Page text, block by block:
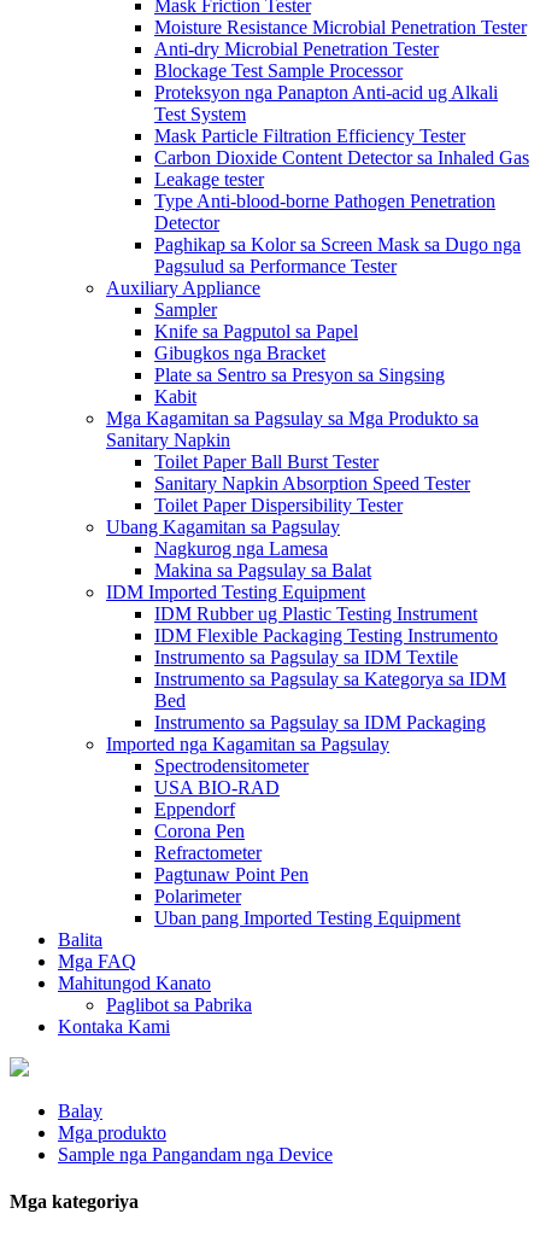
Mask Friction Tester
Moisture Resistance Microbial Penetration Tester
Anti-dry Microbial Penetration Tester
Blockage Test Sample Processor
Proteksyon nga Panapton Anti-acid ug Alkali
Test System
Mask Particle Filtration Efficiency Tester
Carbon Dioxide Content Detector sa Inhaled Gas
Leakage tester
Type Anti-blood-borne Pathogen Penetration
Detector
Paghikap sa Kolor sa Screen Mask sa Dugo nga
Pagsulud sa Performance Tester
Auxiliary Appliance
Sampler
Knife sa Pagputol sa Papel
Gibugkos nga Bracket
Plate sa Sentro sa Presyon sa Singsing
Kabit
Mga Kagamitan sa Pagsulay sa Mga Produkto sa
Sanitary Napkin
Toilet Paper Ball Burst Tester
Sanitary Napkin Absorption Speed ​​Tester
Toilet Paper Dispersibility Tester
Ubang Kagamitan sa Pagsulay
Nagkurog nga Lamesa
Makina sa Pagsulay sa Balat
IDM Imported Testing Equipment
IDM Rubber ug Plastic Testing Instrument
IDM Flexible Packaging Testing Instrumento
Instrumento sa Pagsulay sa IDM Textile
Instrumento sa Pagsulay sa Kategorya sa IDM
Bed
Instrumento sa Pagsulay sa IDM Packaging
Imported nga Kagamitan sa Pagsulay
Spectrodensitometer
USA BIO-RAD
Eppendorf
Corona Pen
Refractometer
Pagtunaw Point Pen
Polarimeter
Uban pang Imported Testing Equipment
Balita
Mga FAQ
Mahitungod Kanato
Paglibot sa Pabrika
Kontaka Kami
Balay
Mga produkto
Sample nga Pangandam nga Device
Mga kategoriya